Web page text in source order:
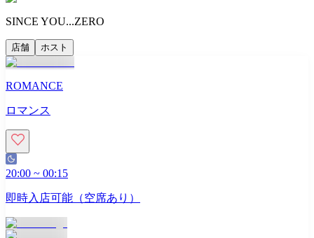
SINCE YOU...ZERO
店舗 ホスト
ROMANCE
ロマンス
20:00 ~ 00:15
即時入店可能（空席あり）